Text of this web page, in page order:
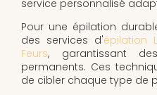
service personnalisé
Pour une épilation
des services d'épilation
Feurs, garantissant
permanents. Ces
de cibler chaque type de